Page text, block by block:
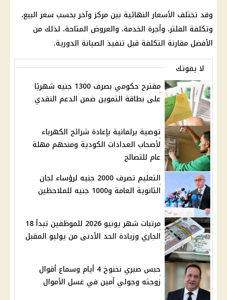
وقد تختلف الأسعارالنهائية بين مركز وآخر بحسب سعر البيع،
وتكلفة الفلتر، وأجرة الخدمة، والعروض المتاحة، لذلك من
الأفضل مقارنة التكلفة قبل تنفيذ الصيانة الدورية.
لا يفوتك
مقترح حكومي بصرف 1300 جنيه شهريًا
على بطاقة التموين ضمن الدعم النقدي
توصية برلمانية بإعادة شرائح الكهرباء
لأصحاب العدادات الكودية ومنحهم مهلة
عام للتصالح
التعليم تصرف 2000 جنيه لرؤساء لجان
الثانوية العامة و1000 جنيه للملاحظين
مرتبات شهر يونيو 2026 للموظفين تبدأ 18
الجاري وزيادة الحد الأدنى من يوليو المقبل
حبس صبري نخنوخ 4 أيام وسماع أقوال
زوجته وجولي أمين في غسل الأموال